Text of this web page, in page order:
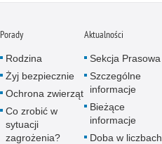
Porady
Rodzina
Żyj bezpiecznie
Ochrona zwierząt
Co zrobić w
sytuacji
zagrożenia?
Aktualności
Sekcja Prasowa
Szczególne
informacje
Bieżące
informacje
Doba w liczbach